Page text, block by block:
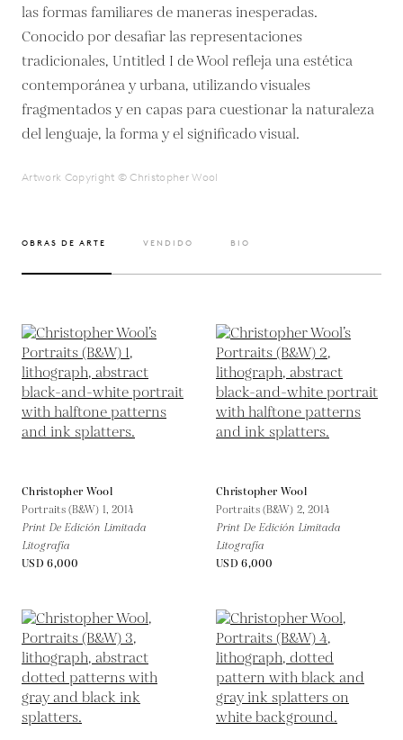
las formas familiares de maneras inesperadas.
Conocido por desafiar las representaciones
tradicionales, Untitled I de Wool refleja una estética
contemporánea y urbana, utilizando visuales
fragmentados y en capas para cuestionar la naturaleza
del lenguaje, la forma y el significado visual.
Artwork Copyright © Christopher Wool
OBRAS DE ARTE VENDIDO BIO
Christopher Wool
Portraits (B&W) 1, 2014
Print De Edición Limitada
Litografía
USD 6,000
Christopher Wool
Portraits (B&W) 2, 2014
Print De Edición Limitada
Litografía
USD 6,000